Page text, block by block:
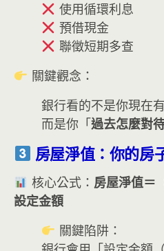
使用循環利息
預借現金
聯徵短期多查
關鍵觀念：
銀行看的不是你現在
而是你「過去怎麼對
房屋淨值：你的房
核心公式： 房屋淨值＝
設定金額
關鍵陷阱：